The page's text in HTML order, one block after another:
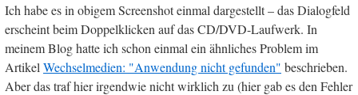
Ich habe es in obigem Screenshot einmal dargestellt – das Dialogfeld
erscheint beim Doppelklicken auf das CD/DVD-Laufwerk. In
meinem Blog hatte ich schon einmal ein ähnliches Problem im
Artikel Wechselmedien: "Anwendung nicht gefunden" beschrieben.
Aber das traf hier irgendwie nicht wirklich zu (hier gab es den Fehler